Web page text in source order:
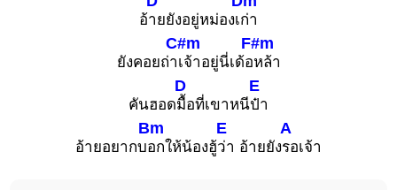
อ้ายยังอยู่หม่องเก่า
ยังคอยถ่า
C#m
เจ้าอยู่นี่เด้อ
F#m
หล้า
คันฮอด
D
มื้อที่เขาหนี
E
ป๋า
อ้ายอยากบ
Bm
อกให้น้องฮู้
E
ว่า อ้ายยัง
A
รอเจ้า